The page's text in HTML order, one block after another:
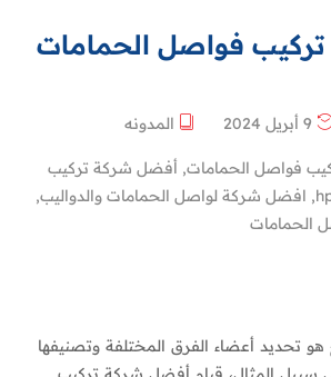
فواصل الحمامات
المدونه
فواصل الحمامات, أفضل شركة تركيب
, افضل شركة لواصل الحمامات والدواليب,
الحمامات
تحديد أعضاء الفرق المختلفة وتصنيفها